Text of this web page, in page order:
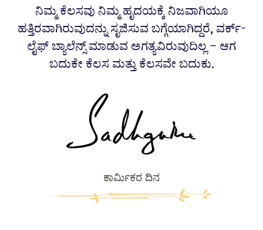
ನಿಮ್ಮ ಕೆಲಸವು ನಿಮ್ಮ ಹೃದಯಕ್ಕೆ ನಿಜವಾಗಿಯೂ
ಹತ್ತಿರವಾಗಿರುವುದನ್ನು ಸೃಜಿಸುವ ಬಗ್ಗೆಯಾಗಿದ್ದರೆ, ವರ್ಕ್-
ಲೈಫ್ ಬ್ಯಾಲೆನ್ಸ್ ಮಾಡುವ ಅಗತ್ಯವಿರುವುದಿಲ್ಲ – ಆಗ
ಬದುಕೇ ಕೆಲಸ ಮತ್ತು ಕೆಲಸವೇ ಬದುಕು.
ಕಾರ್ಮಿಕರ ದಿನ